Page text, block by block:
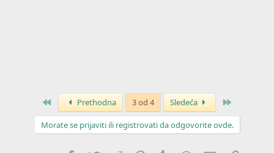
Prvo Prethodna 3 od 4 Sledeća
Morate se prijaviti ili registrovati da odgovorite ovde.